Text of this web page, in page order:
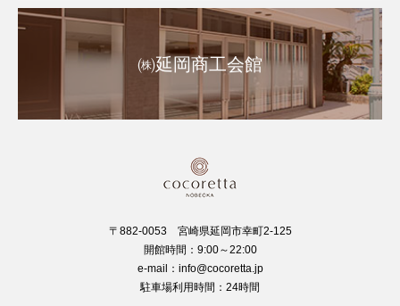
㈱延岡商工会館
〒882-0053 宮崎県延岡市幸町2-125
開館時間：9:00～22:00
e-mail：info@cocoretta.jp
駐車場利用時間：24時間